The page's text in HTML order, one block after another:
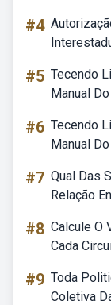
#4
#5 Tecendo
Manual
#6 Tecendo
Manual
#7 Qual Das
Relação
#8 Calcule O
Cada
#9 Toda
Coletiva